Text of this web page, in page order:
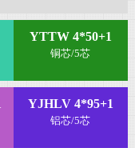
YTTW 4*50+1
铜芯/5芯
YJHLV 4*95+1
铝芯/5芯